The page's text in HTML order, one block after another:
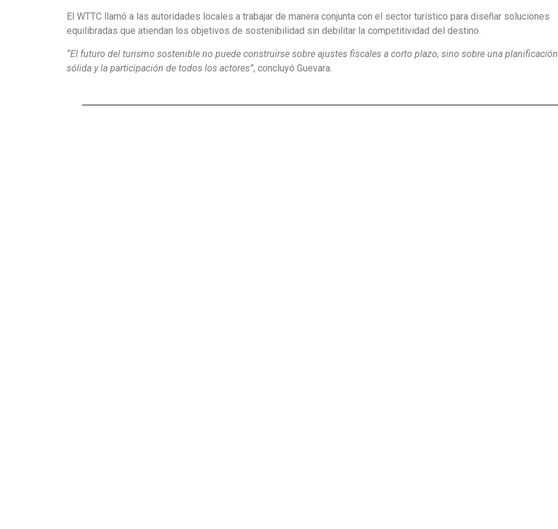
El WTTC llamó a las autoridades locales a trabajar de manera conjunta con el sector turístico para diseñar soluciones
equilibradas que atiendan los objetivos de sostenibilidad sin debilitar la competitividad del destino.
“El futuro del turismo sostenible no puede construirse sobre ajustes fiscales a corto plazo, sino sobre una planificación
sólida y la participación de todos los actores”, concluyó Guevara.